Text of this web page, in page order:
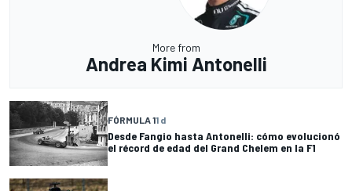
More from
Andrea Kimi Antonelli
FÓRMULA 11 d
Desde Fangio hasta Antonelli: cómo evolucionó
el récord de edad del Grand Chelem en la F1